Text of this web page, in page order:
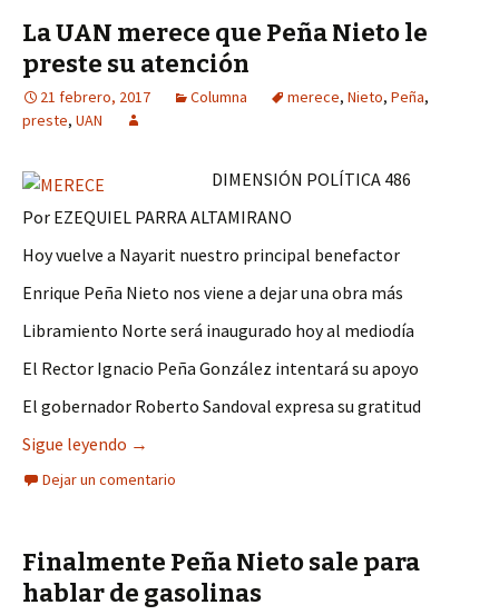
La UAN merece que Peña Nieto le
preste su atención
21 febrero, 2017 Columna merece, Nieto, Peña,
preste, UAN
DIMENSIÓN POLÍTICA 486
Por EZEQUIEL PARRA ALTAMIRANO
Hoy vuelve a Nayarit nuestro principal benefactor
Enrique Peña Nieto nos viene a dejar una obra más
Libramiento Norte será inaugurado hoy al mediodía
El Rector Ignacio Peña González intentará su apoyo
El gobernador Roberto Sandoval expresa su gratitud
Sigue leyendo La UAN merece que Peña Nieto le preste su
→
Dejar un comentario
Finalmente Peña Nieto sale para
hablar de gasolinas